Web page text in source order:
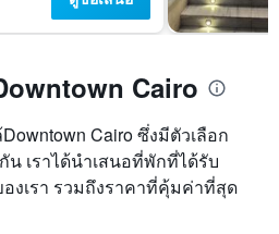
Cairo
Cairo ซึ่งมีตัวเลือก
เราได้นำเสนอที่พักที่ได้รับ
งเรา รวมถึงราคาที่คุ้มค่าที่สุด